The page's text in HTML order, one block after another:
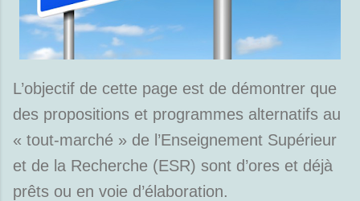
L’objectif de cette page est de démontrer que
des propositions et programmes alternatifs au
« tout-marché » de l’Enseignement Supérieur
et de la Recherche (ESR) sont d’ores et déjà
prêts ou en voie d’élaboration.